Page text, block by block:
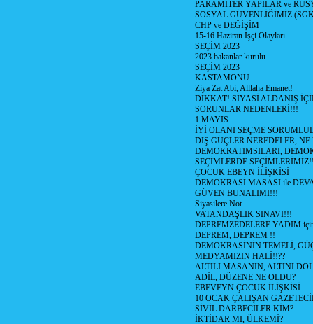
PARAMİTER YAPILAR ve
SOSYAL GÜVENLİĞİMİZ
CHP ve DEĞİŞİM
15-16 Haziran İşçi Olayları
SEÇİM 2023
2023 bakanlar kurulu
SEÇİM 2023
KASTAMONU
Ziya Zat Abi, Alllaha Emanet!
DİKKAT! SİYASİ ALDANIŞ
SORUNLAR NEDENLERİ!!!
1 MAYIS
İYİ OLANI SEÇME
DIŞ GÜÇLER NEREDELER,
DEMOKRATIMSILARI,
SEÇİMLERDE
ÇOCUK EBEYN İLİŞKİSİ
DEMOKRASİ MASASI ile
GÜVEN BUNALIMI!!!
Siyasilere Not
VATANDAŞLIK SINAVI!!!
DEPREMZEDELERE YADIM
DEPREM, DEPREM !!
DEMOKRASİNİN TEMELİ,
MEDYAMIZIN HALİ!!??
ALTILI MASANIN, ALTINI
ADİL, DÜZENE NE OLDU?
EBEVEYN ÇOCUK İLİŞKİSİ
10 OCAK ÇALIŞAN
SİVİL DARBECİLER KİM?
İKTİDAR MI, ÜLKEMİ?